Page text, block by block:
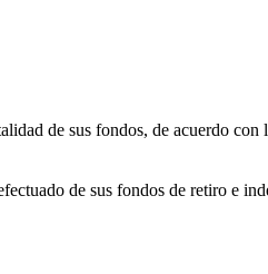
de sus fondos, de acuerdo con
de sus fondos de retiro e